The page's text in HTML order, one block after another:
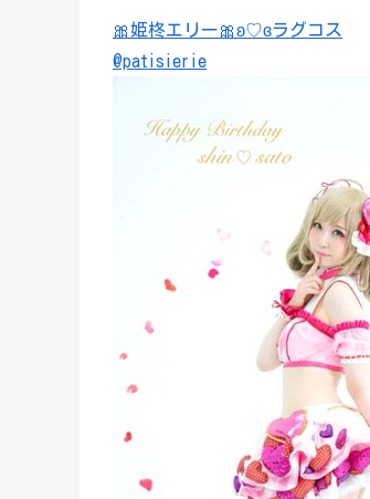
🎀姫柊エリー🎀ʚ♡ɞラグコス
@patisierie